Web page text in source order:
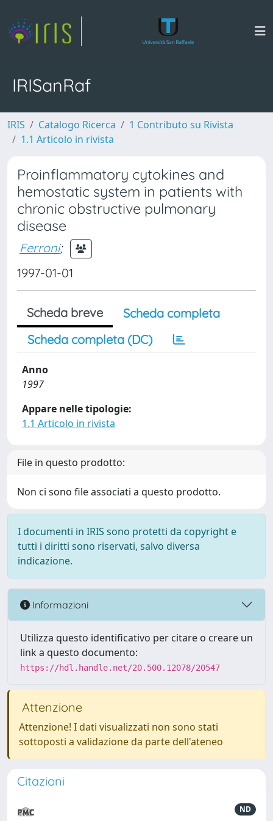
IRISanRaf
IRIS Catalogo Ricerca
1 Contributo su Rivista
1.1 Articolo in rivista
Proinflammatory cytokines and
hemostatic system in patients with
chronic obstructive pulmonary
disease
Ferroni;
1997-01-01
Scheda breve
Scheda completa
Scheda completa (DC)
Anno
1997
Appare nelle tipologie:
1.1 Articolo in rivista
File in questo prodotto:
Non ci sono file associati a questo prodotto.
I documenti in IRIS sono protetti da copyright e
tutti i diritti sono riservati, salvo diversa
indicazione.
Informazioni
Utilizza questo identificativo per citare o creare un
link a questo documento:
https://hdl.handle.net/20.500.12078/20547
Attenzione
Attenzione! I dati visualizzati non sono stati
sottoposti a validazione da parte dell'ateneo
Citazioni
ND